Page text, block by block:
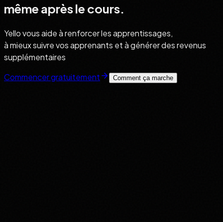
même après le cours.
Yello vous aide à renforcer les apprentissages,
à mieux suivre vos apprenants et à générer des revenus
supplémentaires
Commencer gratuitement
Comment ça marche